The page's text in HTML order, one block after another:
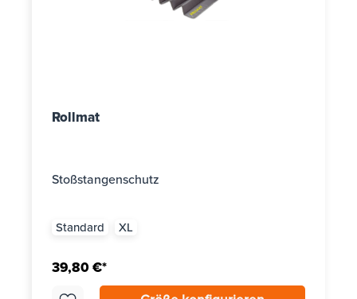
Rollmat
Stoßstangenschutz
Standard XL
39,80 €*